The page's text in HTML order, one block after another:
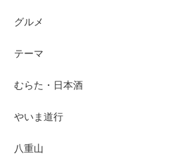
グルメ
テーマ
むらた・日本酒
やいま道行
八重山